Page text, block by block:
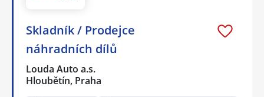
Skladník / Prodejce
náhradních dílů
Louda Auto a.s.
Hloubětín, Praha